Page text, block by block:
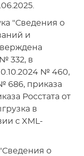
"Сведения о
и
332, в
№ 460,
686, приказа
Росстата от
в
с XML-
о